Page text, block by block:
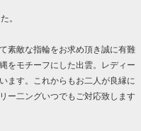
。
素敵な指輪をお求め頂き誠に有難
をモチーフにした出雲。レディー
ます。これからもお二人が良縁に
ー二ングいつでもご対応致します